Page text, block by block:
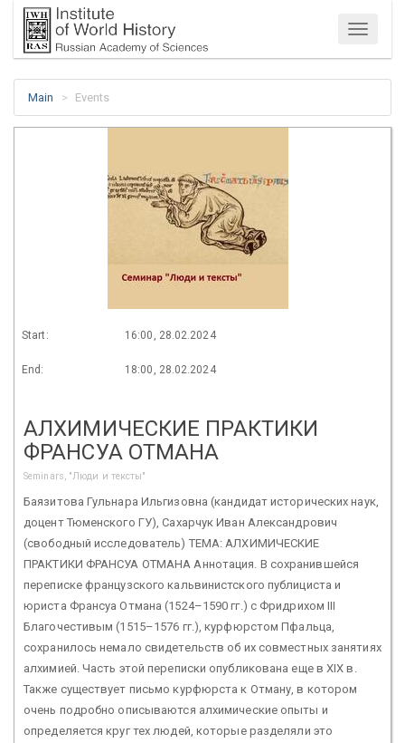
Menu
Main Events
Start: 16:00, 28.02.2024
End: 18:00, 28.02.2024
АЛХИМИЧЕСКИЕ ПРАКТИКИ
ФРАНСУА ОТМАНА
Seminars, "Люди и тексты"
Баязитова Гульнара Ильгизовна (кандидат исторических наук,
доцент Тюменского ГУ), Сахарчук Иван Александрович
(свободный исследователь) ТЕМА: АЛХИМИЧЕСКИЕ
ПРАКТИКИ ФРАНСУА ОТМАНА Аннотация. В сохранившейся
переписке французского кальвинистского публициста и
юриста Франсуа Отмана (1524–1590 гг.) с Фридрихом III
Благочестивым (1515–1576 гг.), курфюрстом Пфальца,
сохранилось немало свидетельств об их совместных занятиях
алхимией. Часть этой переписки опубликована еще в XIX в.
Также существует письмо курфюрста к Отману, в котором
очень подробно описываются алхимические опыты и
определяется круг тех людей, которые разделяли это